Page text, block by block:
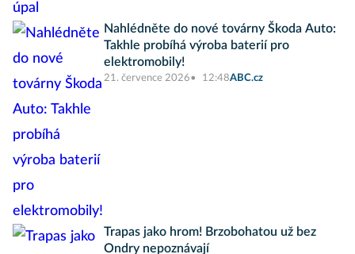
Nahlédněte do nové továrny Škoda Auto:
Takhle probíhá výroba baterií pro
elektromobily!
21. července 2026 12:48ABC.cz
Trapas jako hrom! Brzobohatou už bez
Ondry nepoznávají